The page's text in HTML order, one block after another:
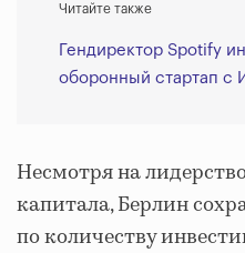
Читайте также
Гендиректор Spotify
оборонный стартап с
Несмотря на
капитала, Берлин
по количеству